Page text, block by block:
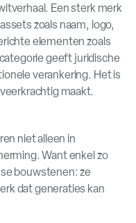
Een sterk merk
zoals naam, logo,
elementen zoals
geeft juridische
verankering. Het is
maakt.
niet alleen in
Want enkel zo
bouwstenen: ze
dat generaties kan